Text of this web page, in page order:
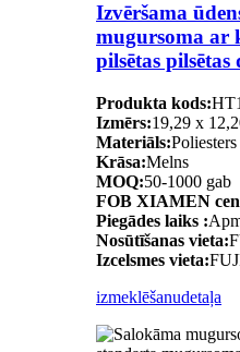
Izvēršama
mugursoma ar
pilsētas pilsētas
Produkta kods:
Izmērs:19,29 x
Materiāls:Poliesters
Krāsa:Melns
MOQ:50-1000 gab
FOB XIAMEN
Piegādes laiks :
Nosūtīšanas vieta:
Izcelsmes vieta:
izmeklēšanudetaļa